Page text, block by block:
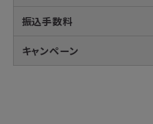
振込手数料
キャンペーン